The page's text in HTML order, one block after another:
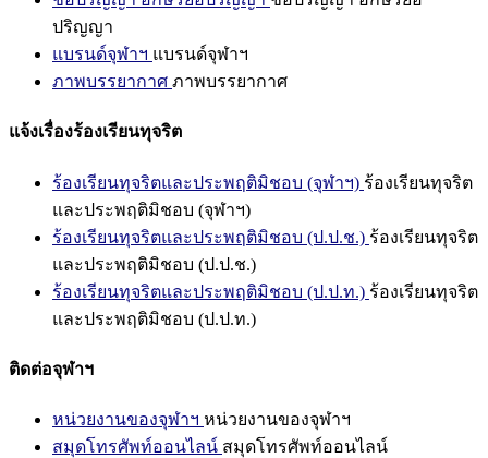
ปริญญา
แบรนด์จุฬาฯ แบรนด์จุฬาฯ
ภาพบรรยากาศ ภาพบรรยากาศ
แจ้งเรื่องร้องเรียนทุจริต
ร้องเรียนทุจริตและประพฤติมิชอบ (จุฬาฯ) ร้องเรียนทุจริต
และประพฤติมิชอบ (จุฬาฯ)
ร้องเรียนทุจริตและประพฤติมิชอบ (ป.ป.ช.) ร้องเรียนทุจริต
และประพฤติมิชอบ (ป.ป.ช.)
ร้องเรียนทุจริตและประพฤติมิชอบ (ป.ป.ท.) ร้องเรียนทุจริต
และประพฤติมิชอบ (ป.ป.ท.)
ติดต่อจุฬาฯ
หน่วยงานของจุฬาฯ หน่วยงานของจุฬาฯ
สมุดโทรศัพท์ออนไลน์ สมุดโทรศัพท์ออนไลน์